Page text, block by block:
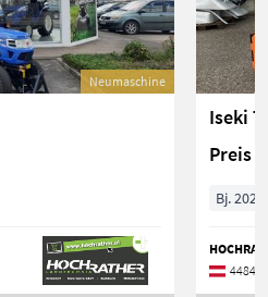
Neumaschine
Iseki
Preis
Bj. 2023
4484